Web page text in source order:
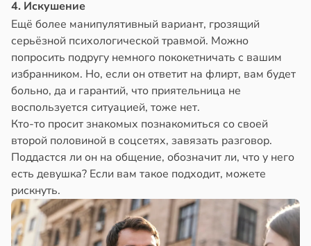
4. Искушение
Ещё более манипулятивный вариант, грозящий
серьёзной психологической травмой. Можно
попросить подругу немного пококетничать с вашим
избранником. Но, если он ответит на флирт, вам будет
больно, да и гарантий, что приятельница не
воспользуется ситуацией, тоже нет.
Кто-то просит знакомых познакомиться со своей
второй половиной в соцсетях, завязать разговор.
Поддастся ли он на общение, обозначит ли, что у него
есть девушка? Если вам такое подходит, можете
рискнуть.